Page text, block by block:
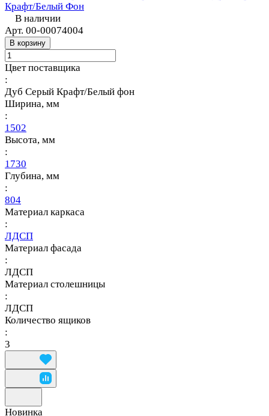
Крафт/Белый Фон
В наличии
Арт. 00-00074004
В корзину
Цвет поставщика
:
Дуб Серый Крафт/Белый фон
Ширина, мм
:
1502
Высота, мм
:
1730
Глубина, мм
:
804
Материал каркаса
:
ЛДСП
Материал фасада
:
ЛДСП
Материал столешницы
:
ЛДСП
Количество ящиков
:
3
Новинка